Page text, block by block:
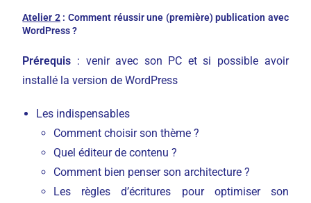
Atelier 2: Comment réussir une (première) publication avec
WordPress ?
Prérequis : venir avec son PC et si possible avoir
installé la version de WordPress
Les indispensables
Comment choisir son thème ?
Quel éditeur de contenu ?
Comment bien penser son architecture ?
Les règles d’écritures pour optimiser son